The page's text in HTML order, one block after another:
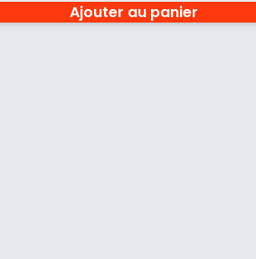
Ajouter au panier